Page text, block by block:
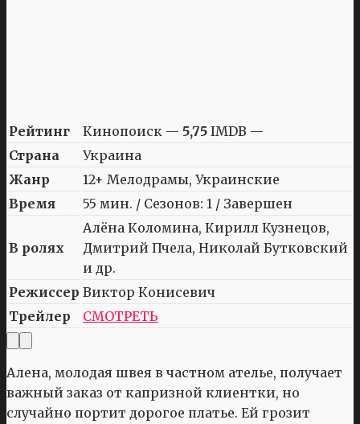
Рейтинг Кинопоиск — 5,75 IMDB —
Страна
Украина
Жанр
12+ Мелодрамы, Украинские
Время
55 мин. / Сезонов: 1 / Завершен
В ролях
Алёна Коломина, Кирилл Кузнецов,
Дмитрий Пчела, Николай Бутковский
и др.
Режиссер Виктор Конисевич
Трейлер
СМОТРЕТЬ
Алена, молодая швея в частном ателье, получает
важный заказ от капризной клиентки, но
случайно портит дорогое платье. Ей грозит